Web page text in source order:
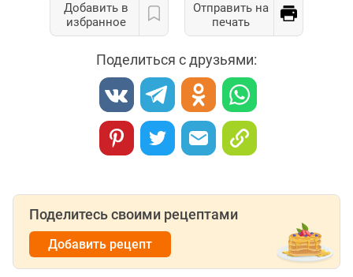
Добавить в
избранное
Отправить на
печать
Поделиться с друзьями:
Поделитесь своими рецептами
Добавить рецепт